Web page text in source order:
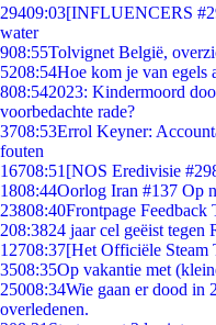
29409:03[INFLUENCERS
water
908:55Tolvignet België,
5208:54Hoe kom je van egels
808:542023: Kindermoord
voorbedachte rade?
3708:53Errol Keyner:
fouten
16708:51 [NOS Eredivisie
1808:44Oorlog Iran #137 Op
23808:40Frontpage Feedback
208:3824 jaar cel geëist tegen
12708:37[Het Officiële Steam
3508:35Op vakantie met
25008:34Wie gaan er dood in
overledenen.